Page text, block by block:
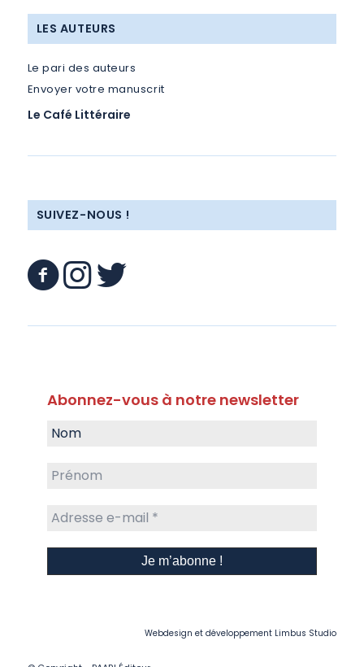
LES AUTEURS
Le pari des auteurs
Envoyer votre manuscrit
Le Café Littéraire
SUIVEZ-NOUS !
Abonnez-vous à notre newsletter
Webdesign et développement Limbus Studio